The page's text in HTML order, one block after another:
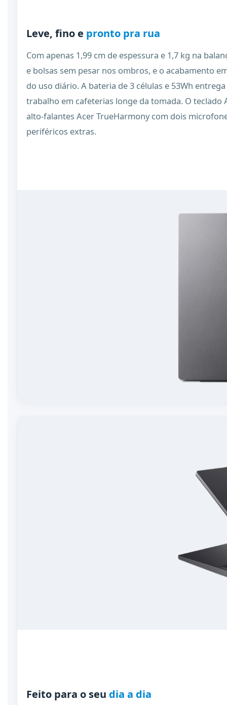
Leve, fino e pronto pra rua
Com apenas 1,99 cm de espessura e 1,7 kg na
e bolsas sem pesar nos ombros, e o acabamento
do uso diário. A bateria de 3 células e 53Wh
trabalho em cafeterias longe da tomada. O
alto-falantes Acer TrueHarmony com dois
periféricos extras.
Feito para o seu dia a dia